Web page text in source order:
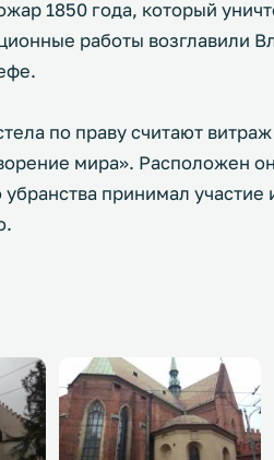
1850 года, который
работы возглавили
по праву считают витраж
мира». Расположен
принимал